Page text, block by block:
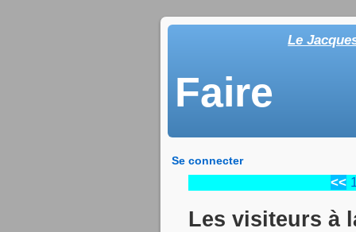
Le
Faire
Se connecter
<<
Les visiteurs à